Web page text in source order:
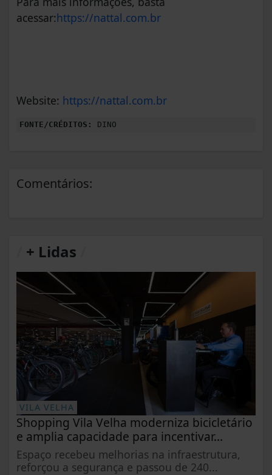
acessar:https://nattal.com.br
Website: https://nattal.com.br
FONTE/CRÉDITOS: DINO
Comentários:
+ Lidas
VILA VELHA
Shopping Vila Velha moderniza bicicletário
e amplia capacidade para incentivar...
Espaço recebeu melhorias na infraestrutura,
reforçou a segurança e passou de 240...